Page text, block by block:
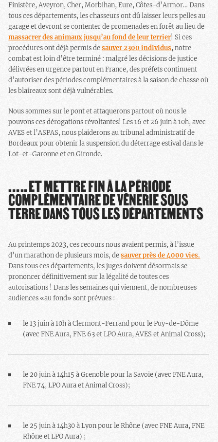
Finistère, Aveyron, Cher, Morbihan, Eure, Côtes-d’Armor… Dans
tous ces départements, les chasseurs ont dû laisser leurs pelles au
garage et devront se contenter de promenades en forêt au lieu de
massacrer des animaux jusqu’au fond de leur terrier! Si ces
procédures ont déjà permis desauver 2300 individus, notre
combat est loin d’être terminé : malgré les décisions de justice
délivrées en urgence partout en France, des préfets continuent
d’autoriser des périodes complémentaires à la saison de chasse où
les blaireaux sont déjà vulnérables.
Nous sommes sur le pont et attaquerons partout où nous le
pouvons ces dérogations révoltantes! Les 16 et 26 juin à 10h, avec
AVES et l’ASPAS, nous plaiderons au tribunal administratif de
Bordeaux pour obtenir la suspension du déterrage estival dans le
Lot-et-Garonne et en Gironde.
….. ET METTRE FIN À LA PÉRIODE
COMPLÉMENTAIRE DE VÉNERIE SOUS
TERRE DANS TOUS LES DÉPARTEMENTS
Au printemps 2023, ces recours nous avaient permis, à l’issue
d’un marathon de plusieurs mois, desauver près de 4000 vies.
Dans tous ces départements, les juges doivent désormais se
prononcer définitivement sur la légalité de toutes ces
autorisations ! Dans les semaines qui viennent, de nombreuses
audiences «au fond» sont prévues :
le 13 juin à 10h à Clermont-Ferrand pour le Puy-de-Dôme
(avec FNE Aura, FNE 63 et LPO Aura, AVES et Animal Cross);
le 20 juin à 14h15 à Grenoble pour la Savoie (avec FNE Aura,
FNE 74, LPO Aura et Animal Cross);
le 25 juin à 14h30 à Lyon pour le Rhône (avec FNE Aura, FNE
Rhône et LPO Aura) ;